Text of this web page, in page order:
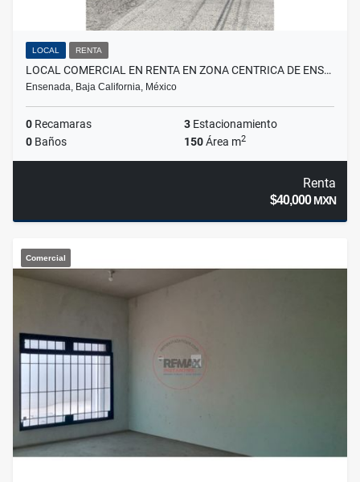
LOCAL RENTA
LOCAL COMERCIAL EN RENTA EN ZONA CENTRICA DE ENS…
Ensenada, Baja California, México
0 Recamaras 3 Estacionamiento
0 Baños 150Área m2
Renta
$40,000MXN
Comercial